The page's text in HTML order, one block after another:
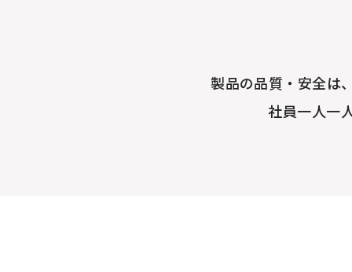
製品の品質・安全は
社員一人一